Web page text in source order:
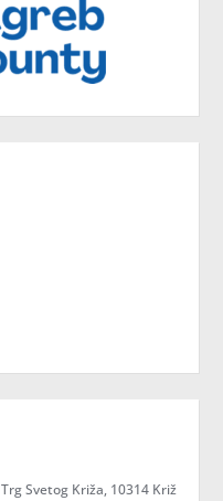
Trg Svetog Križa, 10314 Križ